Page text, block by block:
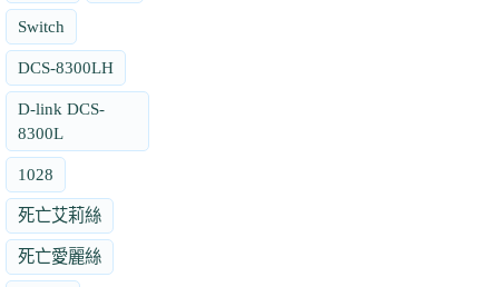
Switch
DCS-8300LH
D-link DCS-
8300L
1028
死亡艾莉絲
死亡愛麗絲